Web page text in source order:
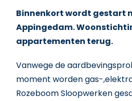
Binnenkort wordt gestart
Appingedam.
appartementen terug.
Vanwege de
moment worden gas-
Rozeboom Sloopwerken